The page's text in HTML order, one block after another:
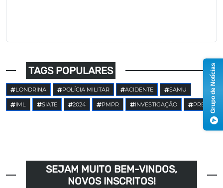
TAGS POPULARES
LONDRINA POLÍCIA MILITAR ACIDENTE SAMU
IML SIATE 2024 PMPR INVESTIGAÇÃO PRE
SEJAM MUITO BEM-VINDOS,
NOVOS INSCRITOS!
Grupo de Notícias